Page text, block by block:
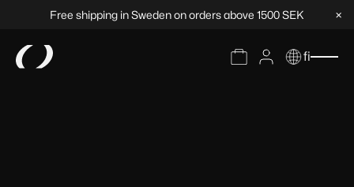
Free shipping in Sweden on orders above 1500 SEK ×
fi